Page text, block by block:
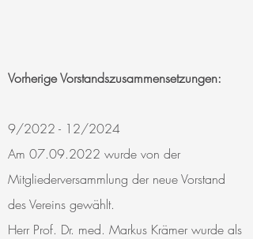
Vorherige Vorstandszusammensetzungen:
9/2022 - 12/2024
Am 07.09.2022 wurde von der
Mitgliederversammlung der neue Vorstand
des Vereins gewählt.
Herr Prof. Dr. med. Markus Krämer wurde als